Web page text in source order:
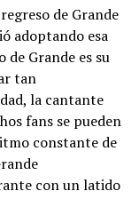
de Grande
adoptando esa
Grande es su
tan
la cantante
fans se pueden
constante de
con un latido